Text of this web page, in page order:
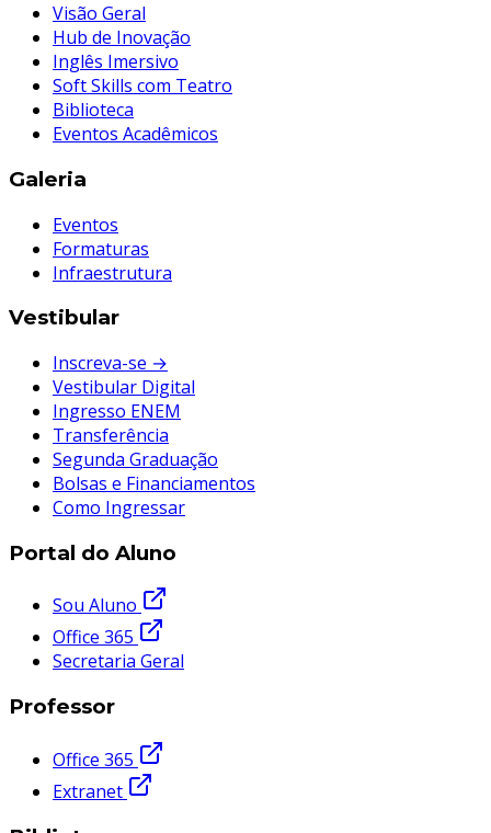
Visão Geral
Hub de Inovação
Inglês Imersivo
Soft Skills com Teatro
Biblioteca
Eventos Acadêmicos
Galeria
Eventos
Formaturas
Infraestrutura
Vestibular
Inscreva-se →
Vestibular Digital
Ingresso ENEM
Transferência
Segunda Graduação
Bolsas e Financiamentos
Como Ingressar
Portal do Aluno
Sou Aluno
Office 365
Secretaria Geral
Professor
Office 365
Extranet